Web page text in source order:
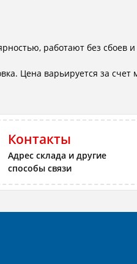
работают без сбоев
Цена варьируется за счет
Контакты
Адрес склада и другие
способы связи